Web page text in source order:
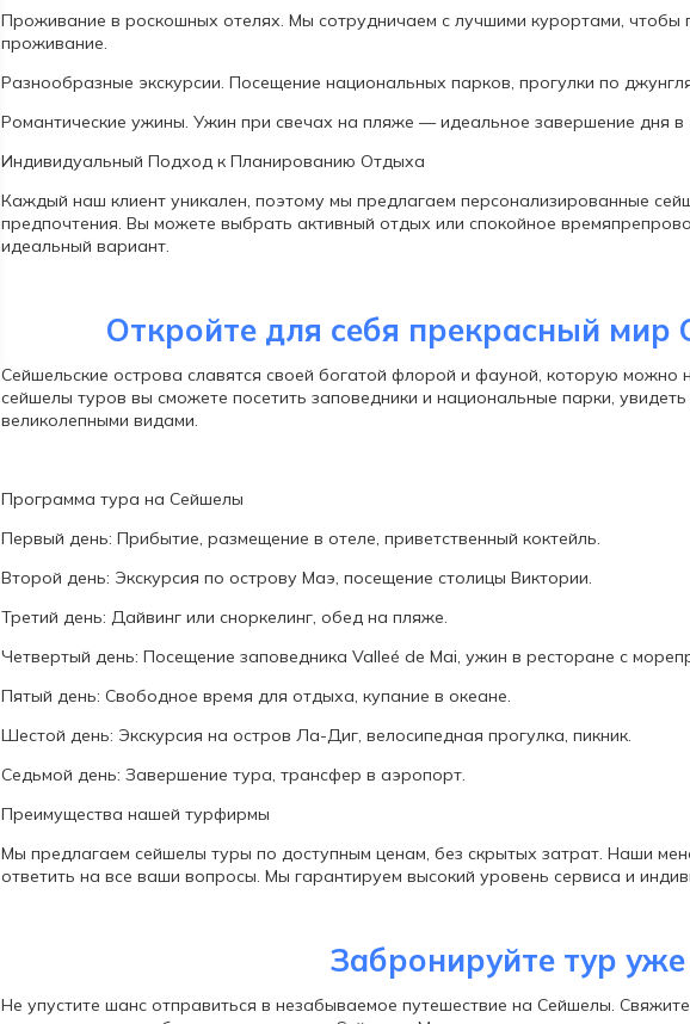
Проживание в роскошных отелях. Мы сотрудничаем с лучшими курортами,
проживание.
Разнообразные экскурсии. Посещение национальных парков, прогулки по
Романтические ужины. Ужин при свечах на пляже — идеальное завершение дня в
Индивидуальный Подход к Планированию Отдыха
Каждый наш клиент уникален, поэтому мы предлагаем персонализированные
предпочтения. Вы можете выбрать активный отдых или спокойное
идеальный вариант.
Откройте для себя прекрасный мир
Сейшельские острова славятся своей богатой флорой и фауной, которую можно
сейшелы туров вы сможете посетить заповедники и национальные парки,
великолепными видами.
Программа тура на Сейшелы
Первый день: Прибытие, размещение в отеле, приветственный коктейль.
Второй день: Экскурсия по острову Маэ, посещение столицы Виктории.
Третий день: Дайвинг или сноркелинг, обед на пляже.
Четвертый день: Посещение заповедника Valleé de Mai, ужин в ресторане с
Пятый день: Свободное время для отдыха, купание в океане.
Шестой день: Экскурсия на остров Ла-Диг, велосипедная прогулка, пикник.
Седьмой день: Завершение тура, трансфер в аэропорт.
Преимущества нашей турфирмы
Мы предлагаем сейшелы туры по доступным ценам, без скрытых затрат. Наши
ответить на все ваши вопросы. Мы гарантируем высокий уровень сервиса и
Забронируйте тур уже
Не упустите шанс отправиться в незабываемое путешествие на Сейшелы.